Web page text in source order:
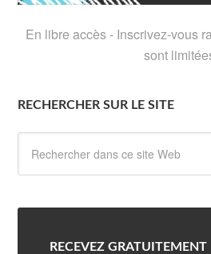
En libre accès - Inscrivez-vous
sont
RECHERCHER SUR LE SITE
RECEVEZ GRATUITEMENT